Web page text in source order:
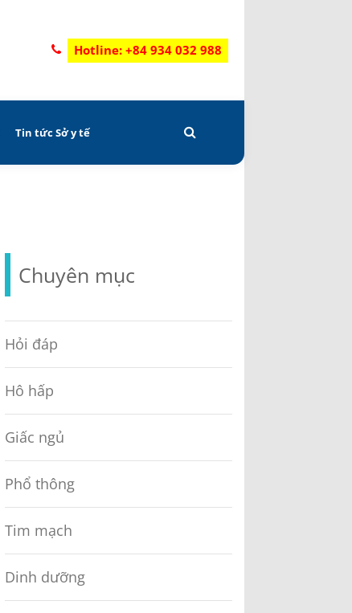
Hotline: +84 934 032 988
Tin tức Sở y tế
Chuyên mục
Hỏi đáp
Hô hấp
Giấc ngủ
Phổ thông
Tim mạch
Dinh dưỡng